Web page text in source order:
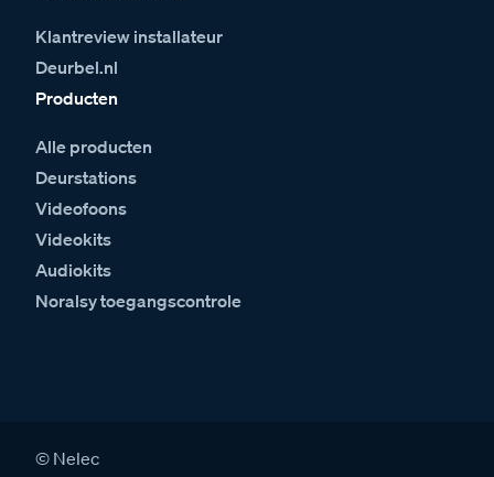
Klantreview installateur
Deurbel.nl
Producten
Alle producten
Deurstations
Videofoons
Videokits
Audiokits
Noralsy toegangscontrole
© Nelec